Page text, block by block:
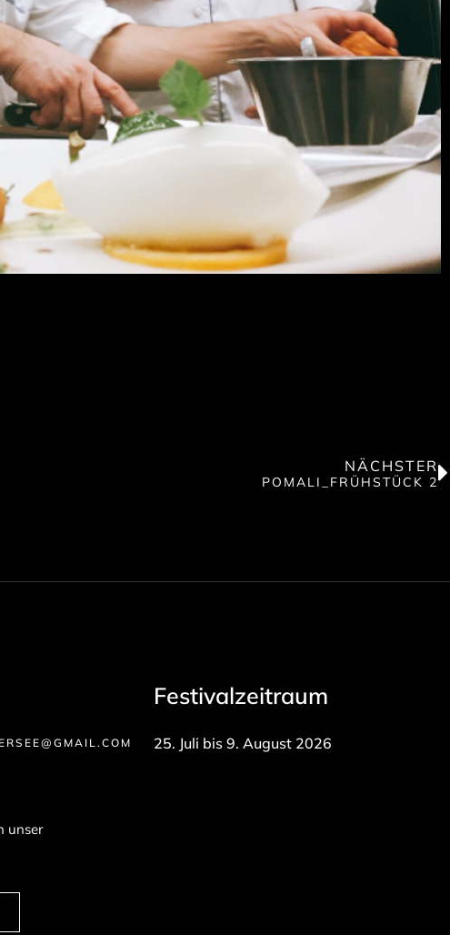
NÄCHSTER
POMALI_FRÜHSTÜCK 2
unser
Festivalzeitraum
25. Juli bis 9. August 2026